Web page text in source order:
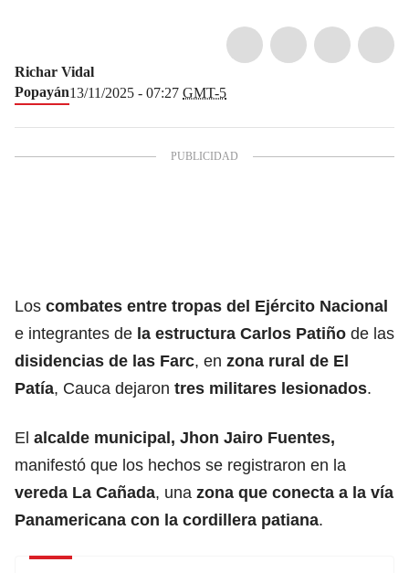
Richar Vidal
Popayán13/11/2025 - 07:27 GMT-5
Los combates entre tropas del Ejército Nacional
e integrantes de la estructura Carlos Patiño de las
disidencias de las Farc, en zona rural de El
Patía, Cauca dejaron tres militares lesionados.
El alcalde municipal, Jhon Jairo Fuentes,
manifestó que los hechos se registraron en la
vereda La Cañada, una zona que conecta a la vía
Panamericana con la cordillera patiana.